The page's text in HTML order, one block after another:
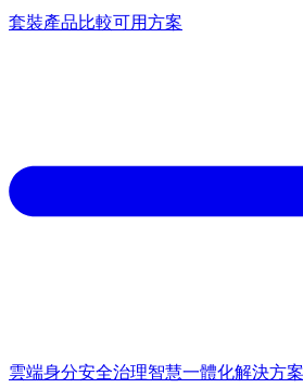
套裝產品比較可用方案
雲端身分安全治理智慧一體化解決方案